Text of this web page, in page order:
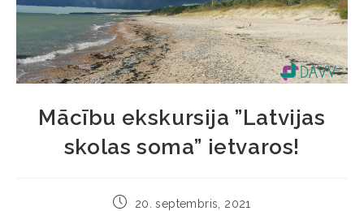
Mācību ekskursija ”Latvijas
skolas soma” ietvaros!
20. septembris, 2021